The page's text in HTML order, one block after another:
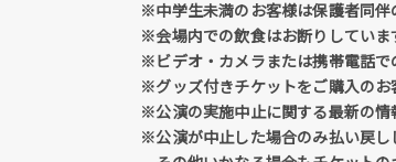
※中学生未満のお客様は保護者同伴
※会場内での飲食はお断りしていま
※ビデオ・カメラまたは携帯電話で
※グッズ付きチケットをご購入のお
※公演の実施中止に関する最新の情
※公演が中止した場合のみ払い戻し